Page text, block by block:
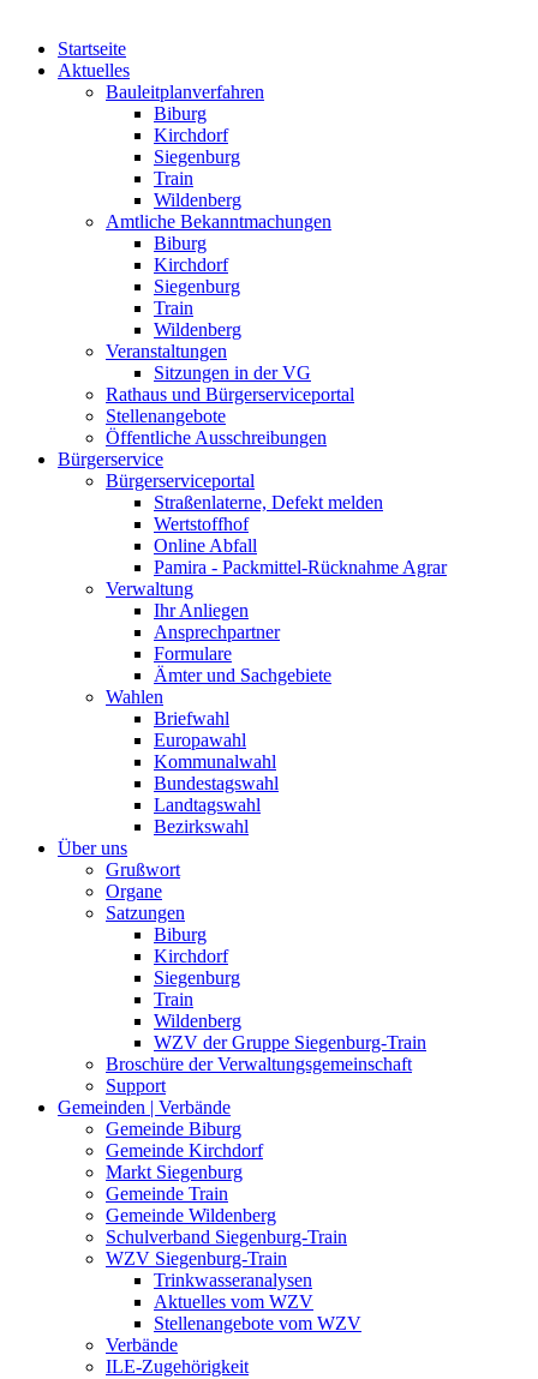
Startseite
Aktuelles
Bauleitplanverfahren
Biburg
Kirchdorf
Siegenburg
Train
Wildenberg
Amtliche Bekanntmachungen
Biburg
Kirchdorf
Siegenburg
Train
Wildenberg
Veranstaltungen
Sitzungen in der VG
Rathaus und Bürgerserviceportal
Stellenangebote
Öffentliche Ausschreibungen
Bürgerservice
Bürgerserviceportal
Straßenlaterne, Defekt melden
Wertstoffhof
Online Abfall
Pamira - Packmittel-Rücknahme Agrar
Verwaltung
Ihr Anliegen
Ansprechpartner
Formulare
Ämter und Sachgebiete
Wahlen
Briefwahl
Europawahl
Kommunalwahl
Bundestagswahl
Landtagswahl
Bezirkswahl
Über uns
Grußwort
Organe
Satzungen
Biburg
Kirchdorf
Siegenburg
Train
Wildenberg
WZV der Gruppe Siegenburg-Train
Broschüre der Verwaltungsgemeinschaft
Support
Gemeinden | Verbände
Gemeinde Biburg
Gemeinde Kirchdorf
Markt Siegenburg
Gemeinde Train
Gemeinde Wildenberg
Schulverband Siegenburg-Train
WZV Siegenburg-Train
Trinkwasseranalysen
Aktuelles vom WZV
Stellenangebote vom WZV
Verbände
ILE-Zugehörigkeit